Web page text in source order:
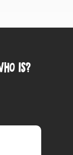
is?